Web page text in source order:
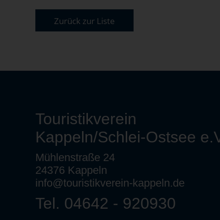
Zurück zur Liste
Touristikverein
Kappeln/Schlei-Ostsee
Mühlenstraße 24
24376 Kappeln
info@touristikverein-kappeln.de
Tel. 04642 - 920930